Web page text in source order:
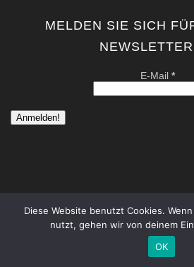
MELDEN SIE SICH
E-Mail*
copyright by kati von schwerin |
Diese Website benutzt Cookies.
nutzt, gehen wir von deinem
OK